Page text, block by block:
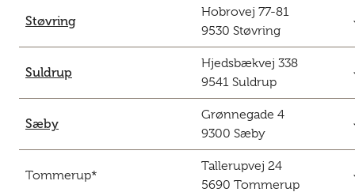
Støvring
Hobrovej 77-81
9530 Støvring
Suldrup
Hjedsbækvej 338
9541 Suldrup
Sæby
Grønnegade 4
9300 Sæby
Tommerup*
Tallerupvej 24
5690 Tommerup